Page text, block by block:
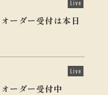
Live
ダー受付は本日
Live
ダー受付中